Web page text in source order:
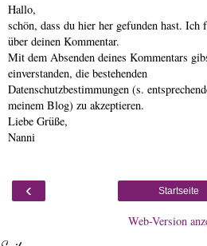
Hallo,
schön, dass du hier her gefunden hast. Ich
über deinen Kommentar.
Mit dem Absenden deines Kommentars
einverstanden, die bestehenden
Datenschutzbestimmungen (s.
meinem Blog) zu akzeptieren.
Liebe Grüße,
Nanni
‹ Startseite
Web-Version